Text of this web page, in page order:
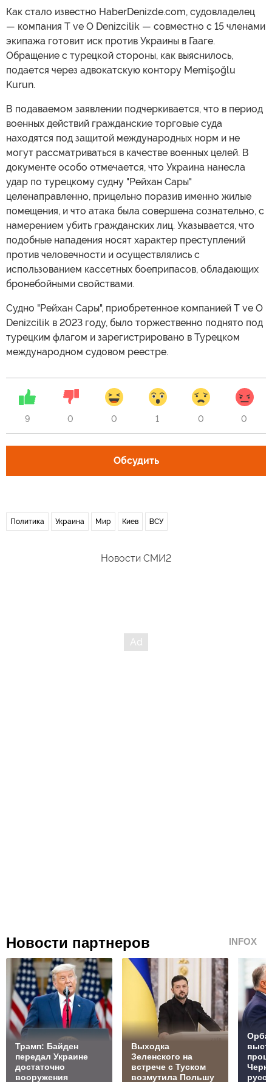
Как стало известно HaberDenizde.com, судовладелец
— компания T ve O Denizcilik — совместно с 15 членами
экипажа готовит иск против Украины в Гааге.
Обращение с турецкой стороны, как выяснилось,
подается через адвокатскую контору Memişoğlu
Kurun.
В подаваемом заявлении подчеркивается, что в период
военных действий гражданские торговые суда
находятся под защитой международных норм и не
могут рассматриваться в качестве военных целей. В
документе особо отмечается, что Украина нанесла
удар по турецкому судну "Рейхан Сары"
целенаправленно, прицельно поразив именно жилые
помещения, и что атака была совершена сознательно, с
намерением убить гражданских лиц. Указывается, что
подобные нападения носят характер преступлений
против человечности и осуществлялись с
использованием кассетных боеприпасов, обладающих
бронебойными свойствами.
Судно "Рейхан Сары", приобретенное компанией T ve O
Denizcilik в 2023 году, было торжественно поднято под
турецким флагом и зарегистрировано в Турецком
международном судовом реестре.
9 0 0 1 0 0
Обсудить
Политика Украина Мир Киев ВСУ
Новости СМИ2
Новости партнеров INFOX
Трамп: Байден
передал Украине
достаточно
вооружения
Выходка
Зеленского на
встрече с Туском
возмутила Польшу